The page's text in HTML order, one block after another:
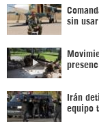
sin usar
Irán
equipo